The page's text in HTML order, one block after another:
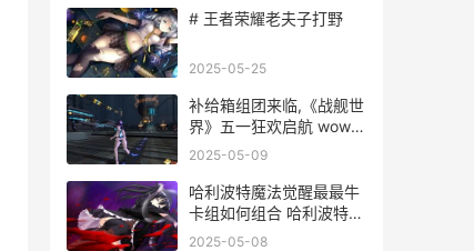
# 王者荣耀老夫子打野
2025-05-25
补给箱组团来临,《战舰世
界》五一狂欢启航 wows
补给箱
2025-05-09
哈利波特魔法觉醒最最牛
卡组如何组合 哈利波特魔
法觉醒咒语大全
2025-05-08